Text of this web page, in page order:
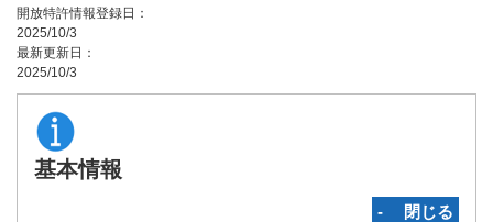
開放特許情報登録日：
2025/10/3
最新更新日：
2025/10/3
基本情報
‐ 閉じる